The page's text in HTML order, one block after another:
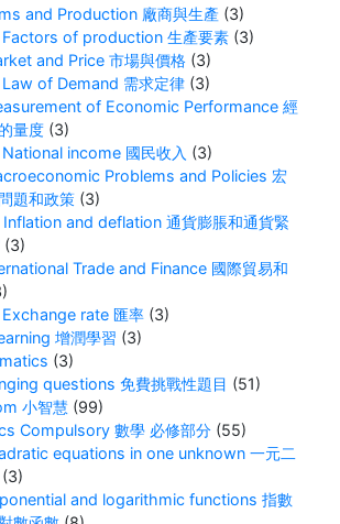
and Production 廠商與生產 (3)
of production 生產要素 (3)
and Price 市場與價格 (3)
of Demand 需求定律 (3)
of Economic Performance 經
量度 (3)
income 國民收入 (3)
Problems and Policies 宏
題和政策 (3)
Inflation and deflation 通貨膨脹和通貨緊
(3)
Trade and Finance 國際貿易和
rate 匯率 (3)
增潤學習 (3)
(3)
questions 免費挑戰性題目 (51)
小智慧 (99)
Compulsory 數學 必修部分 (55)
equations in one unknown 一元二
(3)
and logarithmic functions 指數